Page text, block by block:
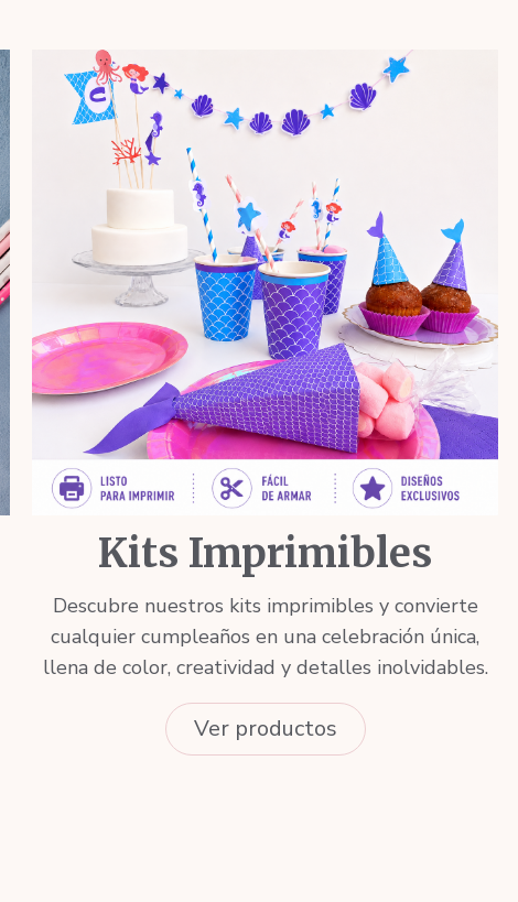
Kits Imprimibles
Descubre nuestros kits imprimibles y convierte
cualquier cumpleaños en una celebración única,
llena de color, creatividad y detalles inolvidables.
Ver productos